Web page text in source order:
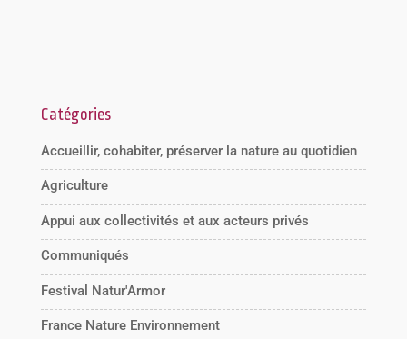
Catégories
Accueillir, cohabiter, préserver la nature au quotidien
Agriculture
Appui aux collectivités et aux acteurs privés
Communiqués
Festival Natur'Armor
France Nature Environnement